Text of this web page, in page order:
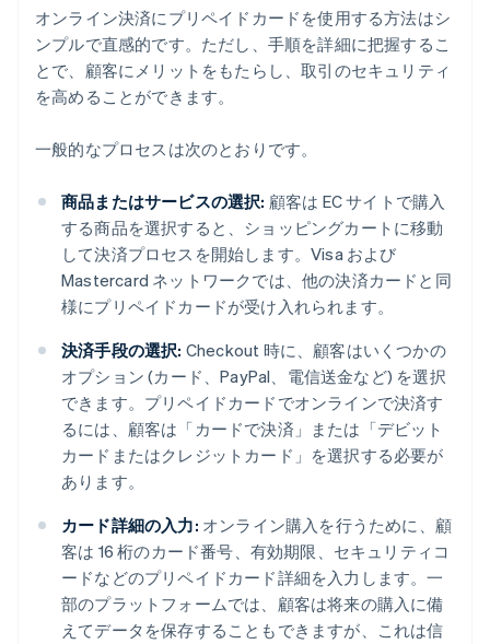
オンライン決済にプリペイドカードを使用する方法はシ
ンプルで直感的です。ただし、手順を詳細に把握するこ
とで、顧客にメリットをもたらし、取引のセキュリティ
を高めることができます。
一般的なプロセスは次のとおりです。
商品またはサービスの選択: 顧客は EC サイトで購入
する商品を選択すると、ショッピングカートに移動
して決済プロセスを開始します。Visa および
Mastercard ネットワークでは、他の決済カードと同
様にプリペイドカードが受け入れられます。
決済手段の選択: Checkout 時に、顧客はいくつかの
オプション (カード、PayPal、電信送金など) を選択
できます。プリペイドカードでオンラインで決済す
るには、顧客は「カードで決済」または「デビット
カードまたはクレジットカード」を選択する必要が
あります。
カード詳細の入力: オンライン購入を行うために、顧
客は 16 桁のカード番号、有効期限、セキュリティコ
ードなどのプリペイドカード詳細を入力します。一
部のプラットフォームでは、顧客は将来の購入に備
えてデータを保存することもできますが、これは信